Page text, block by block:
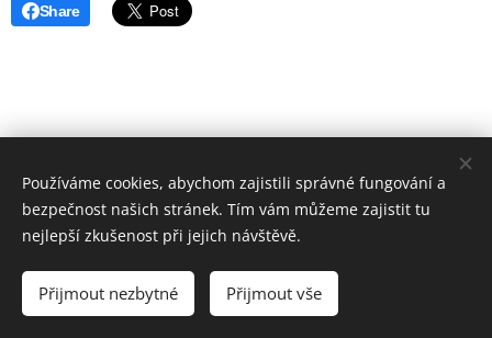
Share
www.pradelna-jicin.cz www.cistirna-jicin.cz
Vaše prádloI Jičín 2026
Vytvořeno službouWebnode
Používáme cookies, abychom zajistili správné fungování a
bezpečnost našich stránek. Tím vám můžeme zajistit tu
nejlepší zkušenost při jejich návštěvě.
Přijmout nezbytné Přijmout vše